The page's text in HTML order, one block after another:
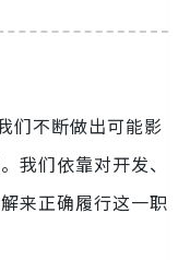
们不断做出可能影
我们依靠对开发、
来正确履行这一职